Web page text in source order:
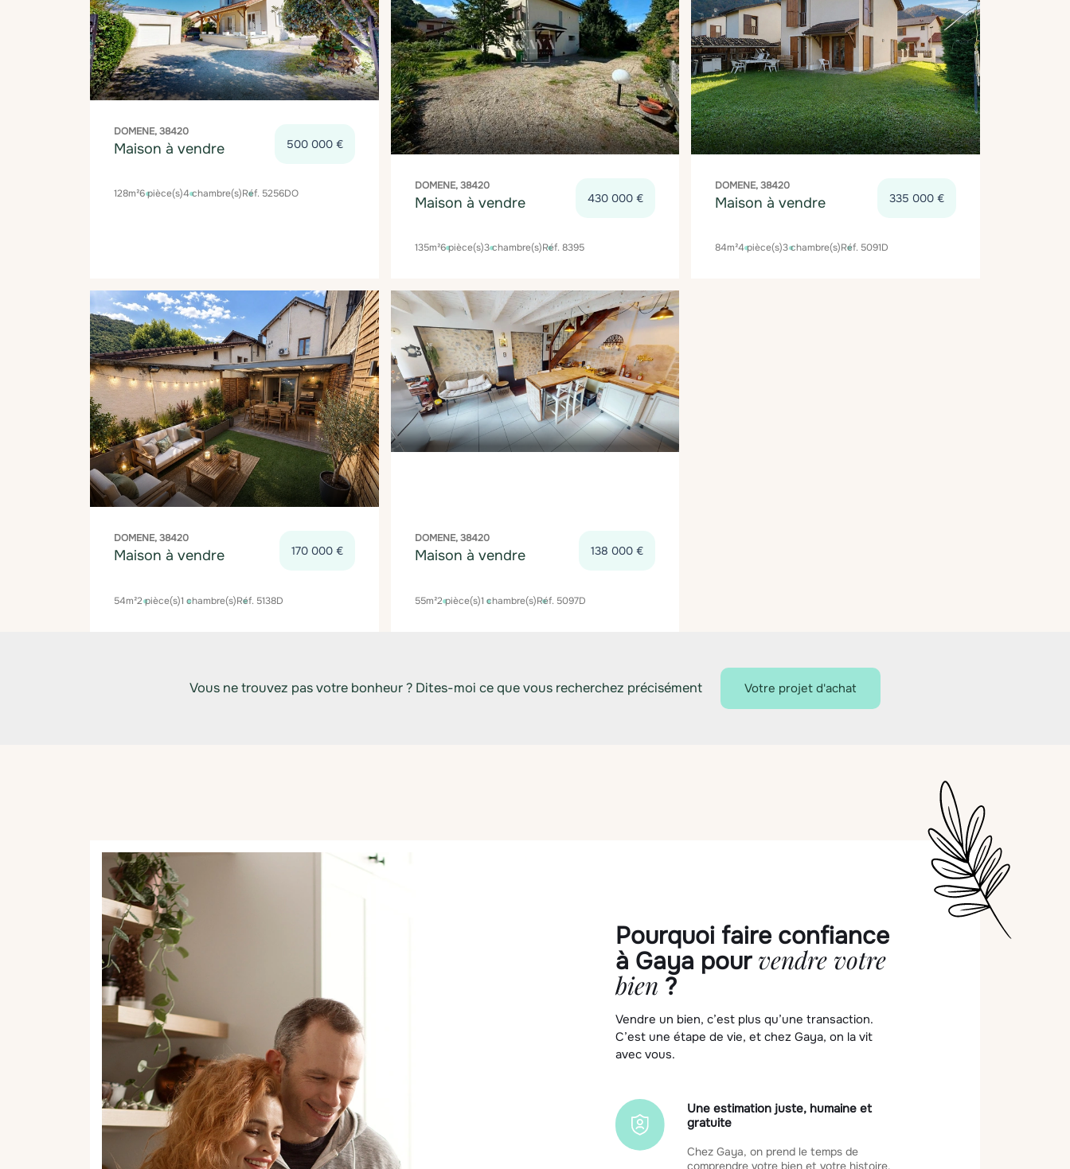
DOMENE, 38420
Maison à vendre 500 000 €
128m²6 pièce(s)4 chambre(s)Réf. 5256DO
DOMENE, 38420
Maison à vendre 430 000 €
135m²6 pièce(s)3 chambre(s)Réf. 8395
DOMENE, 38420
Maison à vendre 335 000 €
84m²4 pièce(s)3 chambre(s)Réf. 5091D
DOMENE, 38420
Maison à vendre 170 000 €
54m²2 pièce(s)1 chambre(s)Réf. 5138D
DOMENE, 38420
Maison à vendre 138 000 €
55m²2 pièce(s)1 chambre(s)Réf. 5097D
Vous ne trouvez pas votre bonheur ? Dites-moi ce que vous recherchez précisément Votre projet d'achat
Pourquoi faire confiance
à Gaya pour vendre votre
bien ?
Vendre un bien, c’est plus qu’une transaction.
C’est une étape de vie, et chez Gaya, on la vit
avec vous.
Une estimation juste, humaine et
gratuite
Chez Gaya, on prend le temps de
comprendre votre bien et votre histoire.